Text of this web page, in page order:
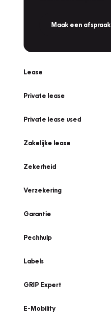
Maak een afspraak
Lease
Private lease
Private lease used
Zakelijke lease
Zekerheid
Verzekering
Garantie
Pechhulp
Labels
GRIP Expert
E-Mobility